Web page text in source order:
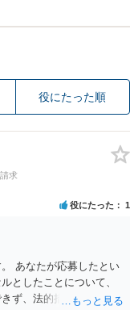
役にたった順
求
役にたった 1
あなたが応募したとい
としたことについて、
ず、法的措置を採って